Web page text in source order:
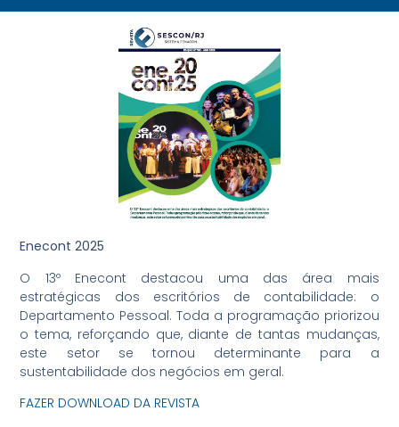
Enecont 2025
O 13º Enecont destacou uma das área mais
estratégicas dos escritórios de contabilidade: o
Departamento Pessoal. Toda a programação priorizou
o tema, reforçando que, diante de tantas mudanças,
este setor se tornou determinante para a
sustentabilidade dos negócios em geral.
FAZER DOWNLOAD DA REVISTA